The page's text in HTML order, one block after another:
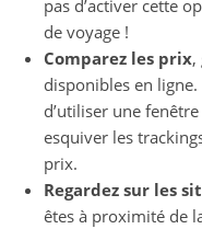
pas d’activer cette
de voyage !
Comparez les prix,
disponibles en ligne.
d’utiliser une
esquiver les
prix.
Regardez sur les
êtes à proximité de